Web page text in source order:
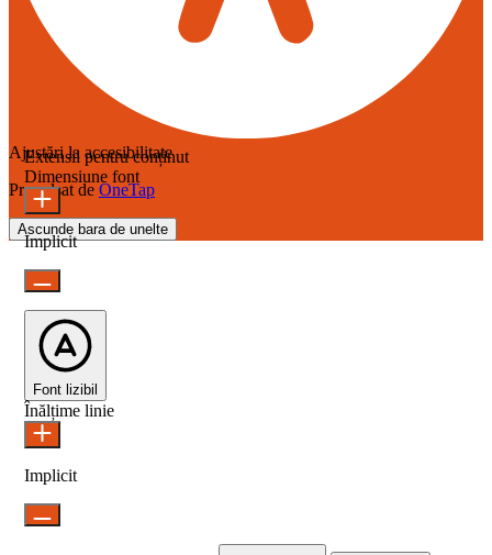
Ajustări la accesibilitate
Propulsat de OneTap
Ascunde bara de unelte
Extensii pentru conținut
Dimensiune font
Implicit
Font lizibil
Înălțime linie
Implicit